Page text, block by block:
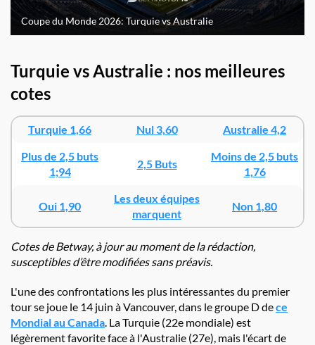
Coupe du Monde 2026: Turquie vs Australie
Turquie vs Australie : nos meilleures
cotes
Turquie 1,66 Nul 3,60
Australie 4,2
Plus de 2,5 buts
1;94
2,5 Buts
Moins de 2,5 buts
1,76
Oui 1,90
Les deux équipes
marquent
Non 1,80
Cotes deBetway, à jour au moment de la rédaction,
susceptibles d’être modifiées sans préavis.
L'une des confrontations les plus intéressantes du premier
tour se joue le 14 juin à Vancouver, dans le groupe D dece
Mondial au Canada. La Turquie (22e mondiale) est
légèrement favorite face à l'Australie (27e), mais l'écart de